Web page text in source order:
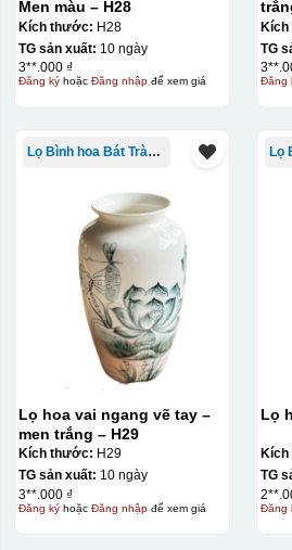
Bước 2: Dán decal lên gốm sứ
sứ, thợ sẽ cắt thủ công các
cho vị trí logo cân đối phù hợp,
Men màu – H28
Kích thước: H28
TG sản xuất: 10 ngày
3**.000 ₫
Đăng kýhoặc Đăng nhậpđể xem giá
TG
Đăng
Lọ Bình hoa Bát Tràng in logo
Lọ hoa vai ngang vẽ tay –
men trắng – H29
Kích thước: H29
TG sản xuất: 10 ngày
3**.000 ₫
Đăng kýhoặc Đăng nhậpđể xem giá
Lọ
TG
Đăng